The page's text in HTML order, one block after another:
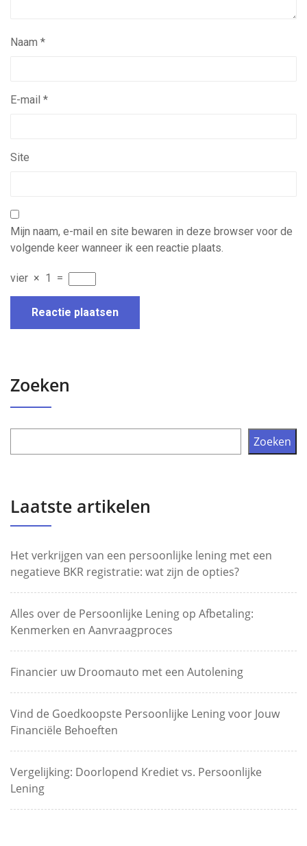
Naam *
E-mail *
Site
Mijn naam, e-mail en site bewaren in deze browser voor de
volgende keer wanneer ik een reactie plaats.
vier × 1 =
Zoeken
Zoeken
Laatste artikelen
Het verkrijgen van een persoonlijke lening met een
negatieve BKR registratie: wat zijn de opties?
Alles over de Persoonlijke Lening op Afbetaling:
Kenmerken en Aanvraagproces
Financier uw Droomauto met een Autolening
Vind de Goedkoopste Persoonlijke Lening voor Jouw
Financiële Behoeften
Vergelijking: Doorlopend Krediet vs. Persoonlijke
Lening